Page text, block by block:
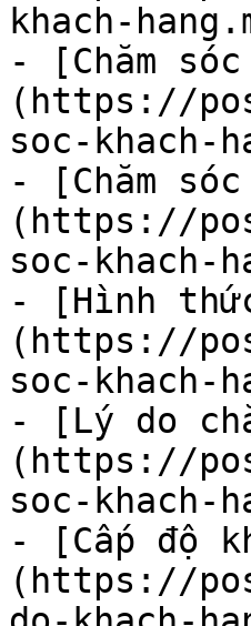
khach-
- [Chăm
(https://
soc-khach-
- [Chăm
(https://
soc-khach-
- [Hình
(https://
soc-khach-
- [Lý do
(https://
soc-khach-
- [Cấp độ
(https://